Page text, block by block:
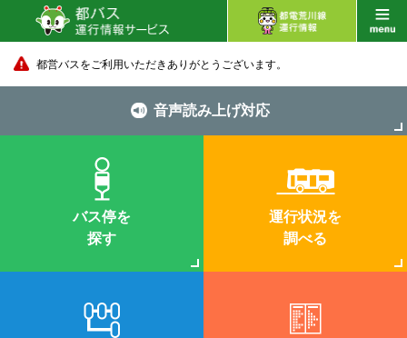
都営バスをご利用いただきありがとうございます。
音声読み上げ対応
バス停を
探す
運行状況を
調べる